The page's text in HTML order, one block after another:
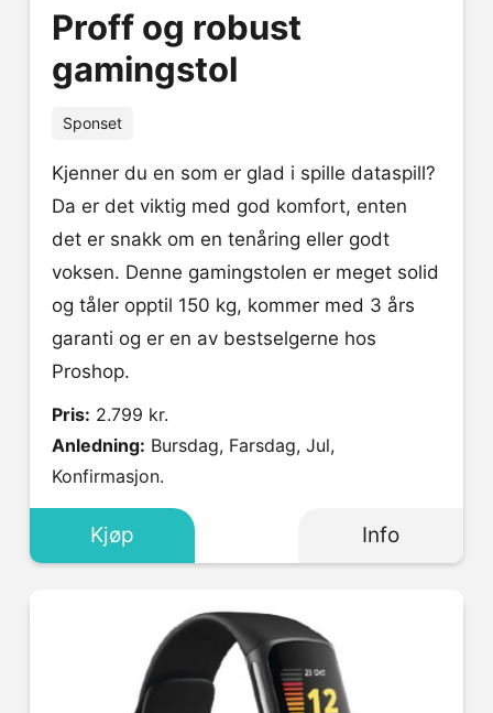
Proff og robust
gamingstol
Sponset
Kjenner du en som er glad i spille dataspill?
Da er det viktig med god komfort, enten
det er snakk om en tenåring eller godt
voksen. Denne gamingstolen er meget solid
og tåler opptil 150 kg, kommer med 3 års
garanti og er en av bestselgerne hos
Proshop.
Pris: 2.799 kr.
Anledning: Bursdag, Farsdag, Jul,
Konfirmasjon.
Info
Kjøp